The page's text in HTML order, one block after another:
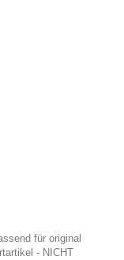
für original
- NICHT